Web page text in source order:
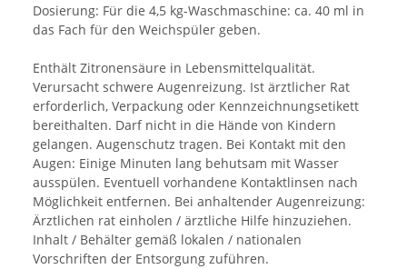
Dosierung: Für die 4,5 kg-Waschmaschine: ca. 40 ml in
das Fach für den Weichspüler geben.
Enthält Zitronensäure in Lebensmittelqualität.
Verursacht schwere Augenreizung. Ist ärztlicher Rat
erforderlich, Verpackung oder Kennzeichnungsetikett
bereithalten. Darf nicht in die Hände von Kindern
gelangen. Augenschutz tragen. Bei Kontakt mit den
Augen: Einige Minuten lang behutsam mit Wasser
ausspülen. Eventuell vorhandene Kontaktlinsen nach
Möglichkeit entfernen. Bei anhaltender Augenreizung:
Ärztlichen rat einholen / ärztliche Hilfe hinzuziehen.
Inhalt / Behälter gemäß lokalen / nationalen
Vorschriften der Entsorgung zuführen.